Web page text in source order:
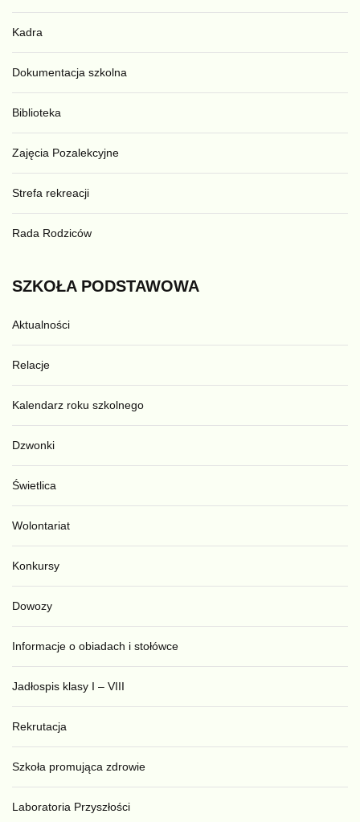
Kadra
Dokumentacja szkolna
Biblioteka
Zajęcia Pozalekcyjne
Strefa rekreacji
Rada Rodziców
SZKOŁA PODSTAWOWA
Aktualności
Relacje
Kalendarz roku szkolnego
Dzwonki
Świetlica
Wolontariat
Konkursy
Dowozy
Informacje o obiadach i stołówce
Jadłospis klasy I – VIII
Rekrutacja
Szkoła promująca zdrowie
Laboratoria Przyszłości